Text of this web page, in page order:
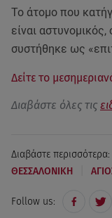
Το άτομο που
είναι
συστήθηκε ως
Δείτε το
Διαβάστε όλες τις
Διαβάστε περισσότερα:
ΘΕΣΣΑΛΟΝΙΚΗ
Follow us: